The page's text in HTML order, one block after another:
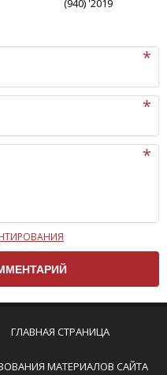
(940) '2019
на сайте,
правил:
быть слишком
предмета обсуждения.
в комментарие
ГЛАВНАЯ СТРАНИЦА
МАТЕРИАЛОВ САЙТА